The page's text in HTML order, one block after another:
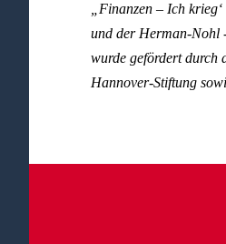
„Finanzen – Ich
und der Herman-Nohl
wurde gefördert durch
Hannover-Stiftung